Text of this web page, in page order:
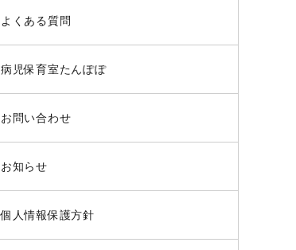
よくある質問
病児保育室たんぽぽ
お問い合わせ
お知らせ
個人情報保護方針